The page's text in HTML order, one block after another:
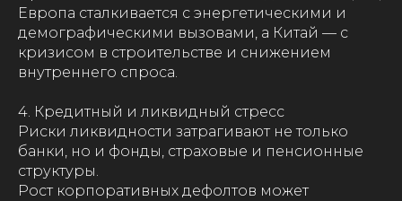
Европа сталкивается с энергетическими и
демографическими вызовами, а Китай — с
кризисом в строительстве и снижением
внутреннего спроса.
4. Кредитный и ликвидный стресс
Риски ликвидности затрагивают не только
банки, но и фонды, страховые и пенсионные
структуры.
Рост корпоративных дефолтов может